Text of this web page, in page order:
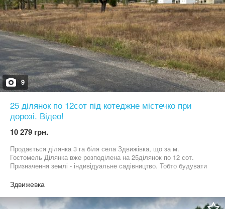
9
25 ділянок по 12сот під котеджне містечко при
дорозі. Відео!
10 279 грн.
Продається ділянка 3 га біля села Здвижівка, що за м.
Гостомель Ділянка вже розподілена на 25ділянок по 12 сот.
Призначення землі - індивідуальне садівництво. Тобто будувати
асфальтованої дороги. Ідеально підійде для котеджного
будівництва. Є відео: youtu.be/3V19MN6NoZI Ціна за сотку.
Продаємо одним лотом.
Здвижевка